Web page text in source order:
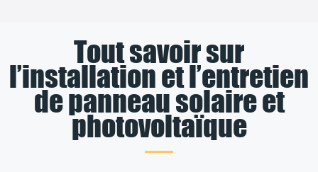
Tout savoir sur
l’installation et l’entretien
de panneau solaire et
photovoltaïque